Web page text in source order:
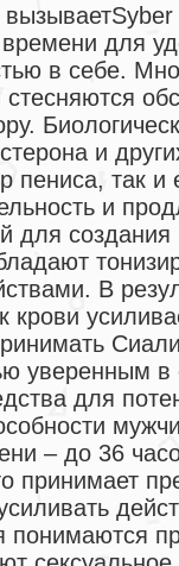
для
в себе.
стесняются
и
пениса, так
и
для
В
крови
уверенным
для
– до 36
принимает
понимаются